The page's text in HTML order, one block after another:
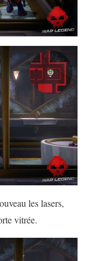
les lasers,
vitrée.